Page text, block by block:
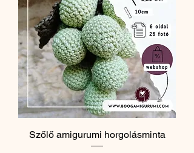
Szőlő amigurumi horgolásminta